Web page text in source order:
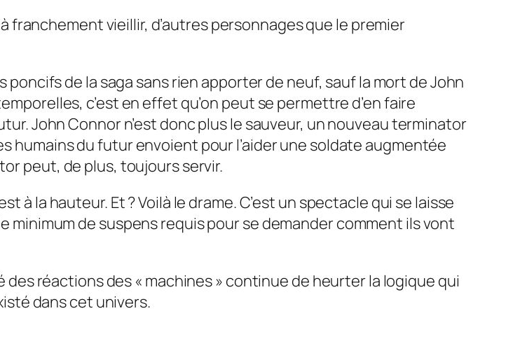
vieillir, d’autres personnages que le premier
de la saga sans rien apporter de neuf, sauf la mort de John
c’est en effet qu’on peut se permettre d’en faire
John Connor n’est donc plus le sauveur, un nouveau terminator
humains du futur envoient pour l’aider une soldate augmentée
peut, de plus, toujours servir.
la hauteur. Et ? Voilà le drame. C’est un spectacle qui se laisse
de suspens requis pour se demander comment ils vont
des réactions des « machines » continue de heurter la logique qui
dans cet univers.